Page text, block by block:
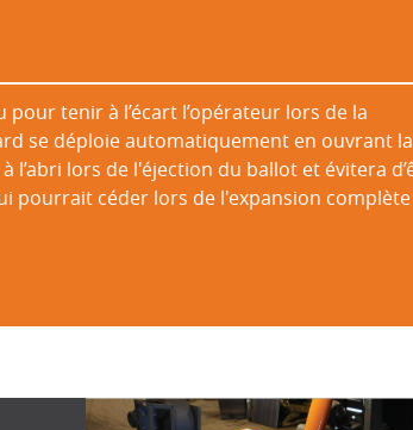
tenir à l’écart l’opérateur lors de la
se déploie automatiquement en ouvrant
l’abri lors de l'éjection du ballot et évitera
pourrait céder lors de l'expansion